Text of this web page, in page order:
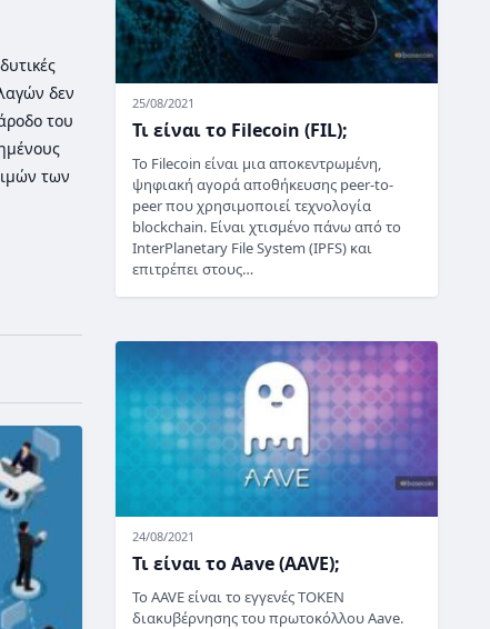
δεν
του
των
25/08/2021
Τι είναι το Filecoin (FIL);
Το Filecoin είναι μια αποκεντρωμένη,
ψηφιακή αγορά αποθήκευσης peer-to-
peer που χρησιμοποιεί τεχνολογία
blockchain. Είναι χτισμένο πάνω από το
InterPlanetary File System (IPFS) και
επιτρέπει στους…
24/08/2021
Τι είναι το Aave (AAVE);
Το AAVE είναι το εγγενές TOKEN
διακυβέρνησης του πρωτοκόλλου Aave.